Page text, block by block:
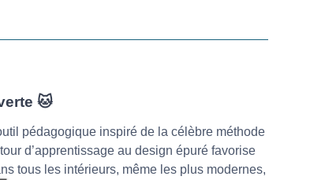
🐱
pédagogique inspiré de la célèbre méthode
d’apprentissage au design épuré favorise
tous les intérieurs, même les plus modernes,